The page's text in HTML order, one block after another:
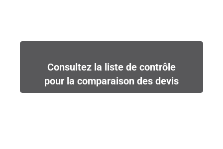
Consultez la liste de contrôle
pour la comparaison des devis